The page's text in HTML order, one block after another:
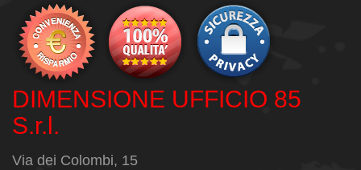
DIMENSIONE UFFICIO 85
S.r.l.
Via dei Colombi, 15